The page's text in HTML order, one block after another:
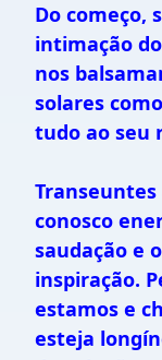
Do começo,
intimação dos
nos
solares
tudo ao seu
conosco
saudação e
inspiração.
estamos e
esteja